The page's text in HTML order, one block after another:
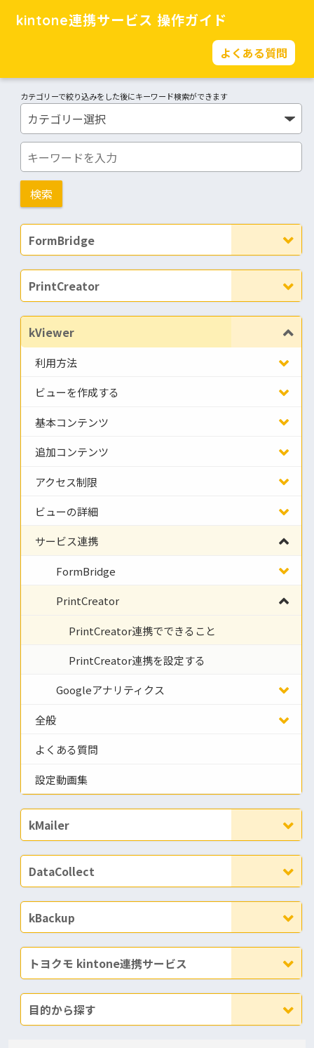
kintone連携サービス 操作ガイド
よくある質問
カテゴリーで絞り込みをした後にキーワード検索ができます
FormBridge
PrintCreator
kViewer
利用方法
ビューを作成する
基本コンテンツ
追加コンテンツ
アクセス制限
ビューの詳細
サービス連携
FormBridge
PrintCreator
PrintCreator連携でできること
PrintCreator連携を設定する
Googleアナリティクス
全般
よくある質問
設定動画集
kMailer
DataCollect
kBackup
トヨクモ kintone連携サービス
目的から探す